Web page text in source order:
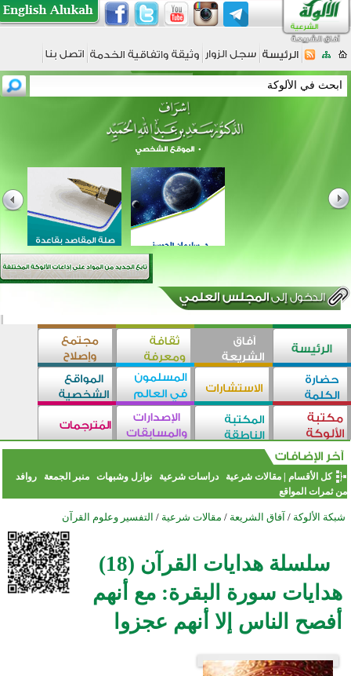
كل الأقسام |مقالات شرعية دراسات شرعية نوازل وشبهات منبر الجمعة
روافد
من ثمرات المواقع
شبكة الألوكة / آفاق الشريعة / مقالات شرعية / التفسير وعلوم القرآن
سلسلة هدايات القرآن (18)
هدايات سورة البقرة: مع أنهم
أفصح الناس إلا أنهم عجزوا